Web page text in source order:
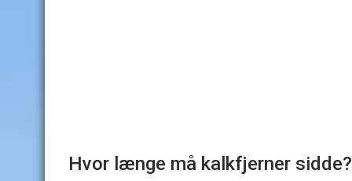
Hvor længe må kalkfjerner sidde?